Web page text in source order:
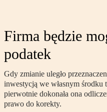
Firma będzie
podatek
Gdy zmianie uległo
inwestycją we własnym środku
pierwotnie dokonała ona
prawo do korekty.